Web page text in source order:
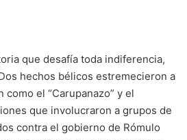
que desafía toda indiferencia,
hechos bélicos estremecieron a
como el “Carupanazo” y el
que involucraron a grupos de
contra el gobierno de Rómulo